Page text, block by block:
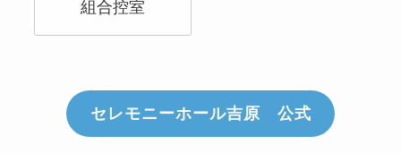
組合控室
セレモニーホール吉原 公式